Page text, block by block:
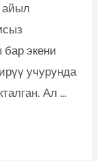
айыл
экени
учурунда
Ал …